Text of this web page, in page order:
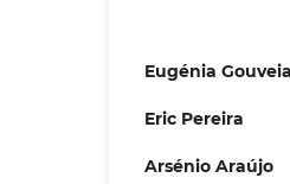
Eugénia Gouveia
Eric Pereira
Arsénio Araújo